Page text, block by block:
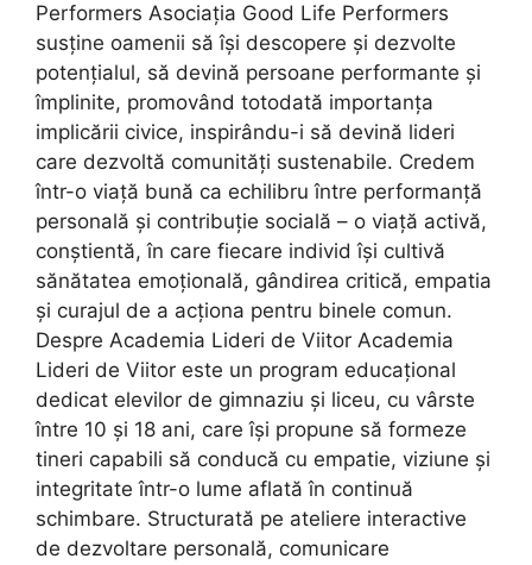
Performers Asociația Good Life Performers
susține oamenii să își descopere și dezvolte
potențialul, să devină persoane performante și
împlinite, promovând totodată importanța
implicării civice, inspirându-i să devină lideri
care dezvoltă comunități sustenabile. Credem
într-o viață bună ca echilibru între performanță
personală și contribuție socială – o viață activă,
conștientă, în care fiecare individ își cultivă
sănătatea emoțională, gândirea critică, empatia
și curajul de a acționa pentru binele comun.
Despre Academia Lideri de Viitor Academia
Lideri de Viitor este un program educațional
dedicat elevilor de gimnaziu și liceu, cu vârste
între 10 și 18 ani, care își propune să formeze
tineri capabili să conducă cu empatie, viziune și
integritate într-o lume aflată în continuă
schimbare. Structurată pe ateliere interactive
de dezvoltare personală, comunicare